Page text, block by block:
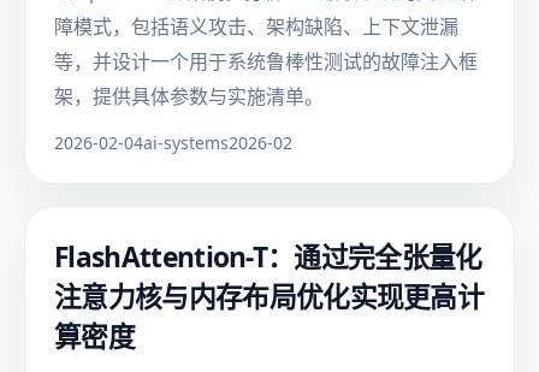
障模式，包括语义攻击、架构缺陷、上下文泄漏
等，并设计一个用于系统鲁棒性测试的故障注入框
架，提供具体参数与实施清单。
2026-02-04ai-systems2026-02
FlashAttention-T：通过完全张量化
注意力核与内存布局优化实现更高计
算密度